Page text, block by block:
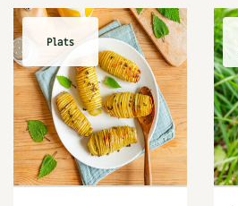
Moutarde
Multiplication
Muret
Muscade
Musique
Narcisse
Nature
Nettoyage
Plats